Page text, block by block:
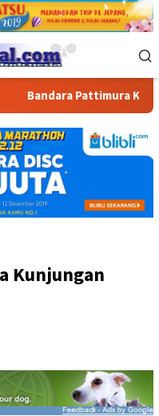
Kenalkan Dunia
Kunjungan